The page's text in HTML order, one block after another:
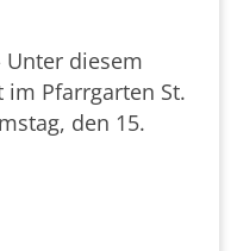
diesem
Pfarrgarten St.
den 15.